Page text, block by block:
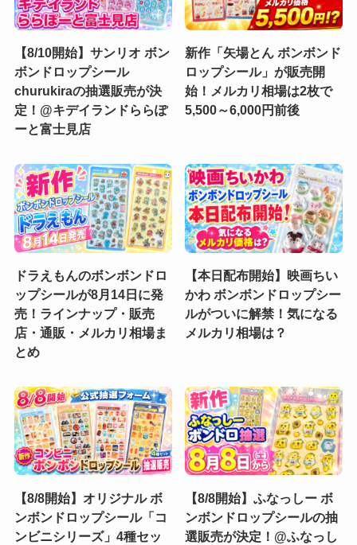
【8/10開始】サンリオ ボン
ボンドロップシール
churukiraの抽選販売が決
定！@キデイランドららぽ
ーと富士見店
新作「矢場とん ボンボンド
ロップシール」が販売開
始！メルカリ相場は2枚で
5,500～6,000円前後
ドラえもんのボンボンドロ
ップシールが8月14日に発
売！ラインナップ・販売
店・通販・メルカリ相場ま
とめ
【本日配布開始】映画ちい
かわ ボンボンドロップシー
ルがついに解禁！気になる
メルカリ相場は？
【8/8開始】オリジナル ボ
ンボンドロップシール「コ
ンビニシリーズ」4種セッ
【8/8開始】ふなっしー ボ
ンボンドロップシールの抽
選販売が決定！@ふなっし